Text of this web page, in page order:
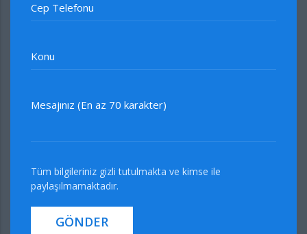
Cep Telefonu
Konu
Mesajınız (En az 70 karakter)
Tüm bilgileriniz gizli tutulmakta ve kimse ile
paylaşılmamaktadır.
GÖNDER